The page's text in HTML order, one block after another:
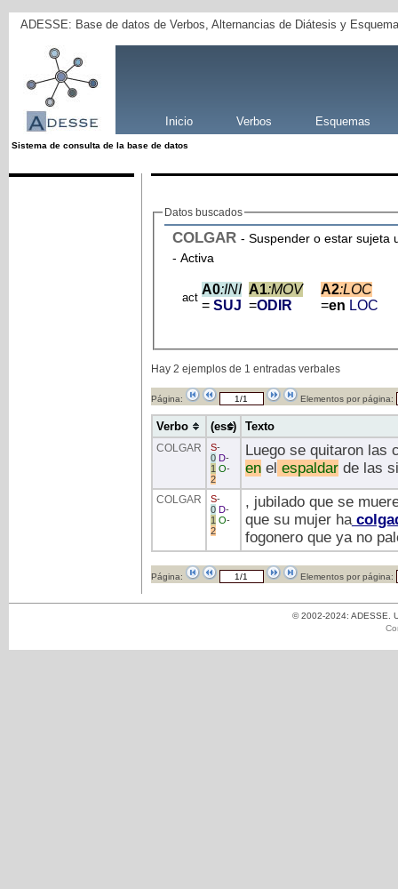
ADESSE: Base de datos de Verbos, Alternancias de Diátesis y
Inicio Verbos Esquemas
Sistema de consulta de la base de datos
Datos buscados
COLGAR - Suspender o estar sujeta
- Activa
act
A0:INI
= SUJ
A1:MOV
=ODIR
A2:LOC
=en LOC
Hay 2 ejemplos de 1 entradas verbales
Página: Elementos por página:
Verbo (ess) Texto
COLGAR S-
0 D-
1 O-
2
Luego se quitaron las
enel espaldarde las
COLGAR S-
0 D-
1 O-
2
, jubilado que se
que su mujer ha
fogonero que ya no
Página: Elementos por página:
© 2002-2024: ADESSE.